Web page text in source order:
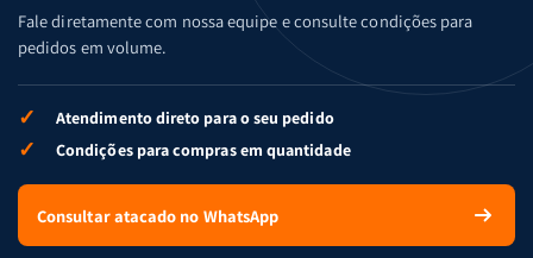
Fale diretamente com nossa equipe e consulte condições para
pedidos em volume.
✓ Atendimento direto para o seu pedido
✓ Condições para compras em quantidade
Consultar atacado no WhatsApp